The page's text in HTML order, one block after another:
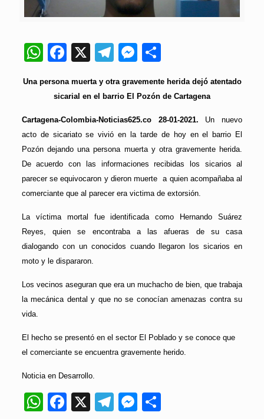
WhatsApp
Facebook
X Telegram
Messenger
Una persona muerta y otra gravemente herida dejó atentado
sicarial en el barrio El Pozón de Cartagena
Cartagena-Colombia-Noticias625.co 28-01-2021. Un nuevo
acto de sicariato se vivió en la tarde de hoy en el barrio El
Pozón dejando una persona muerta y otra gravemente herida.
De acuerdo con las informaciones recibidas los sicarios al
parecer se equivocaron y dieron muerte
a quien acompañaba al
comerciante que al parecer era victima de extorsión.
La víctima mortal fue identificada como Hernando Suárez
Reyes, quien se encontraba a las afueras de su casa
dialogando con un conocidos cuando llegaron los sicarios en
moto y le dispararon.
Los vecinos aseguran que era un muchacho de bien, que trabaja
la mecánica dental y que no se conocían amenazas contra su
vida.
El hecho se presentó en el sector El Poblado y se conoce que
el comerciante se encuentra gravemente herido.
Noticia en Desarrollo.
WhatsApp
Facebook
X Telegram
Messenger